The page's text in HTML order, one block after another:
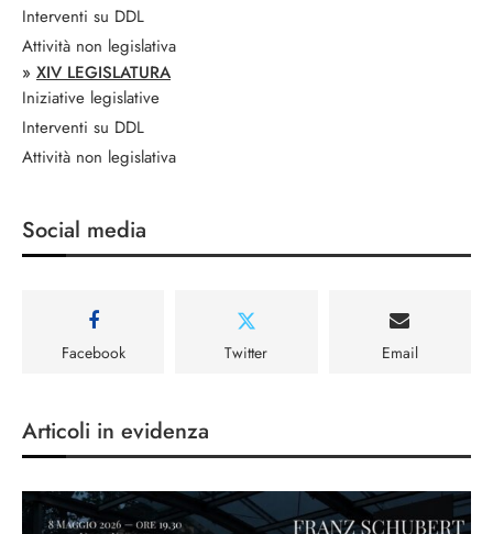
Interventi su DDL
Attività non legislativa
» XIV LEGISLATURA
Iniziative legislative
Interventi su DDL
Attività non legislativa
Social media
Facebook Twitter Email
Articoli in evidenza